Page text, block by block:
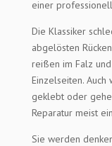
einer
Die Klassiker
abgelösten
reißen im Falz
Einzelseiten.
geklebt oder
Reparatur meist
Sie werden